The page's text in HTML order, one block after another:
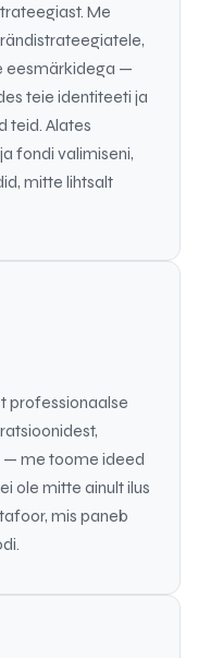
Me
eesmärkidega —
teie identiteeti ja
teid. Alates
fondi valimiseni,
mitte lihtsalt
professionaalse
— me toome ideed
ole mitte ainult ilus
mis paneb